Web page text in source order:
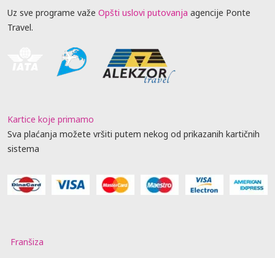
Uz sve programe važe Opšti uslovi putovanja agencije Ponte
Travel.
Kartice koje primamo
Sva plaćanja možete vršiti putem nekog od prikazanih kartičnih
sistema
Franšiza